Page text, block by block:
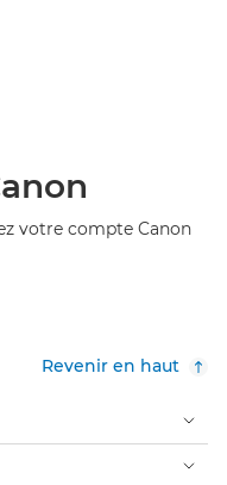
votre compte Canon
Revenir en haut